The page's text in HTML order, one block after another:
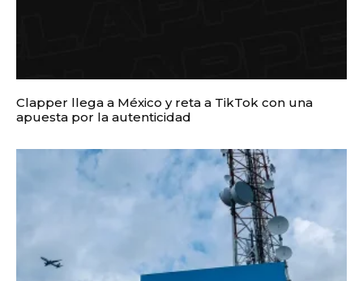
Clapper llega a México y reta a TikTok con una
apuesta por la autenticidad